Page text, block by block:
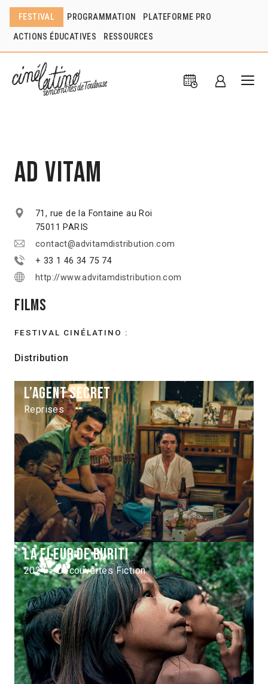
FESTIVAL PROGRAMMATION PLATEFORME PRO
ACTIONS ÉDUCATIVES RESSOURCES
Ad Vitam
71, rue de la Fontaine au Roi
75011 PARIS
contact@advitamdistribution.com
+ 33 1 46 34 75 74
http://www.advitamdistribution.com
Films
FESTIVAL CINÉLATINO :
Distribution
L’agent secret
Reprises
La fleur de Buriti
2024 > Découvertes Fiction